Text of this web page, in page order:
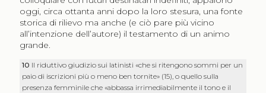
oggi, circa ottanta anni dopo la loro stesura, una fonte
storica di rilievo ma anche (e ciò pare più vicino
all’intenzione dell’autore) il testamento di un animo
grande.
10 Il riduttivo giudizio sui latinisti «che si ritengono sommi per un
paio di iscrizioni più o meno ben tornite» (15), o quello sulla
presenza femminile che «abbassa irrimediabilmente il tono e il